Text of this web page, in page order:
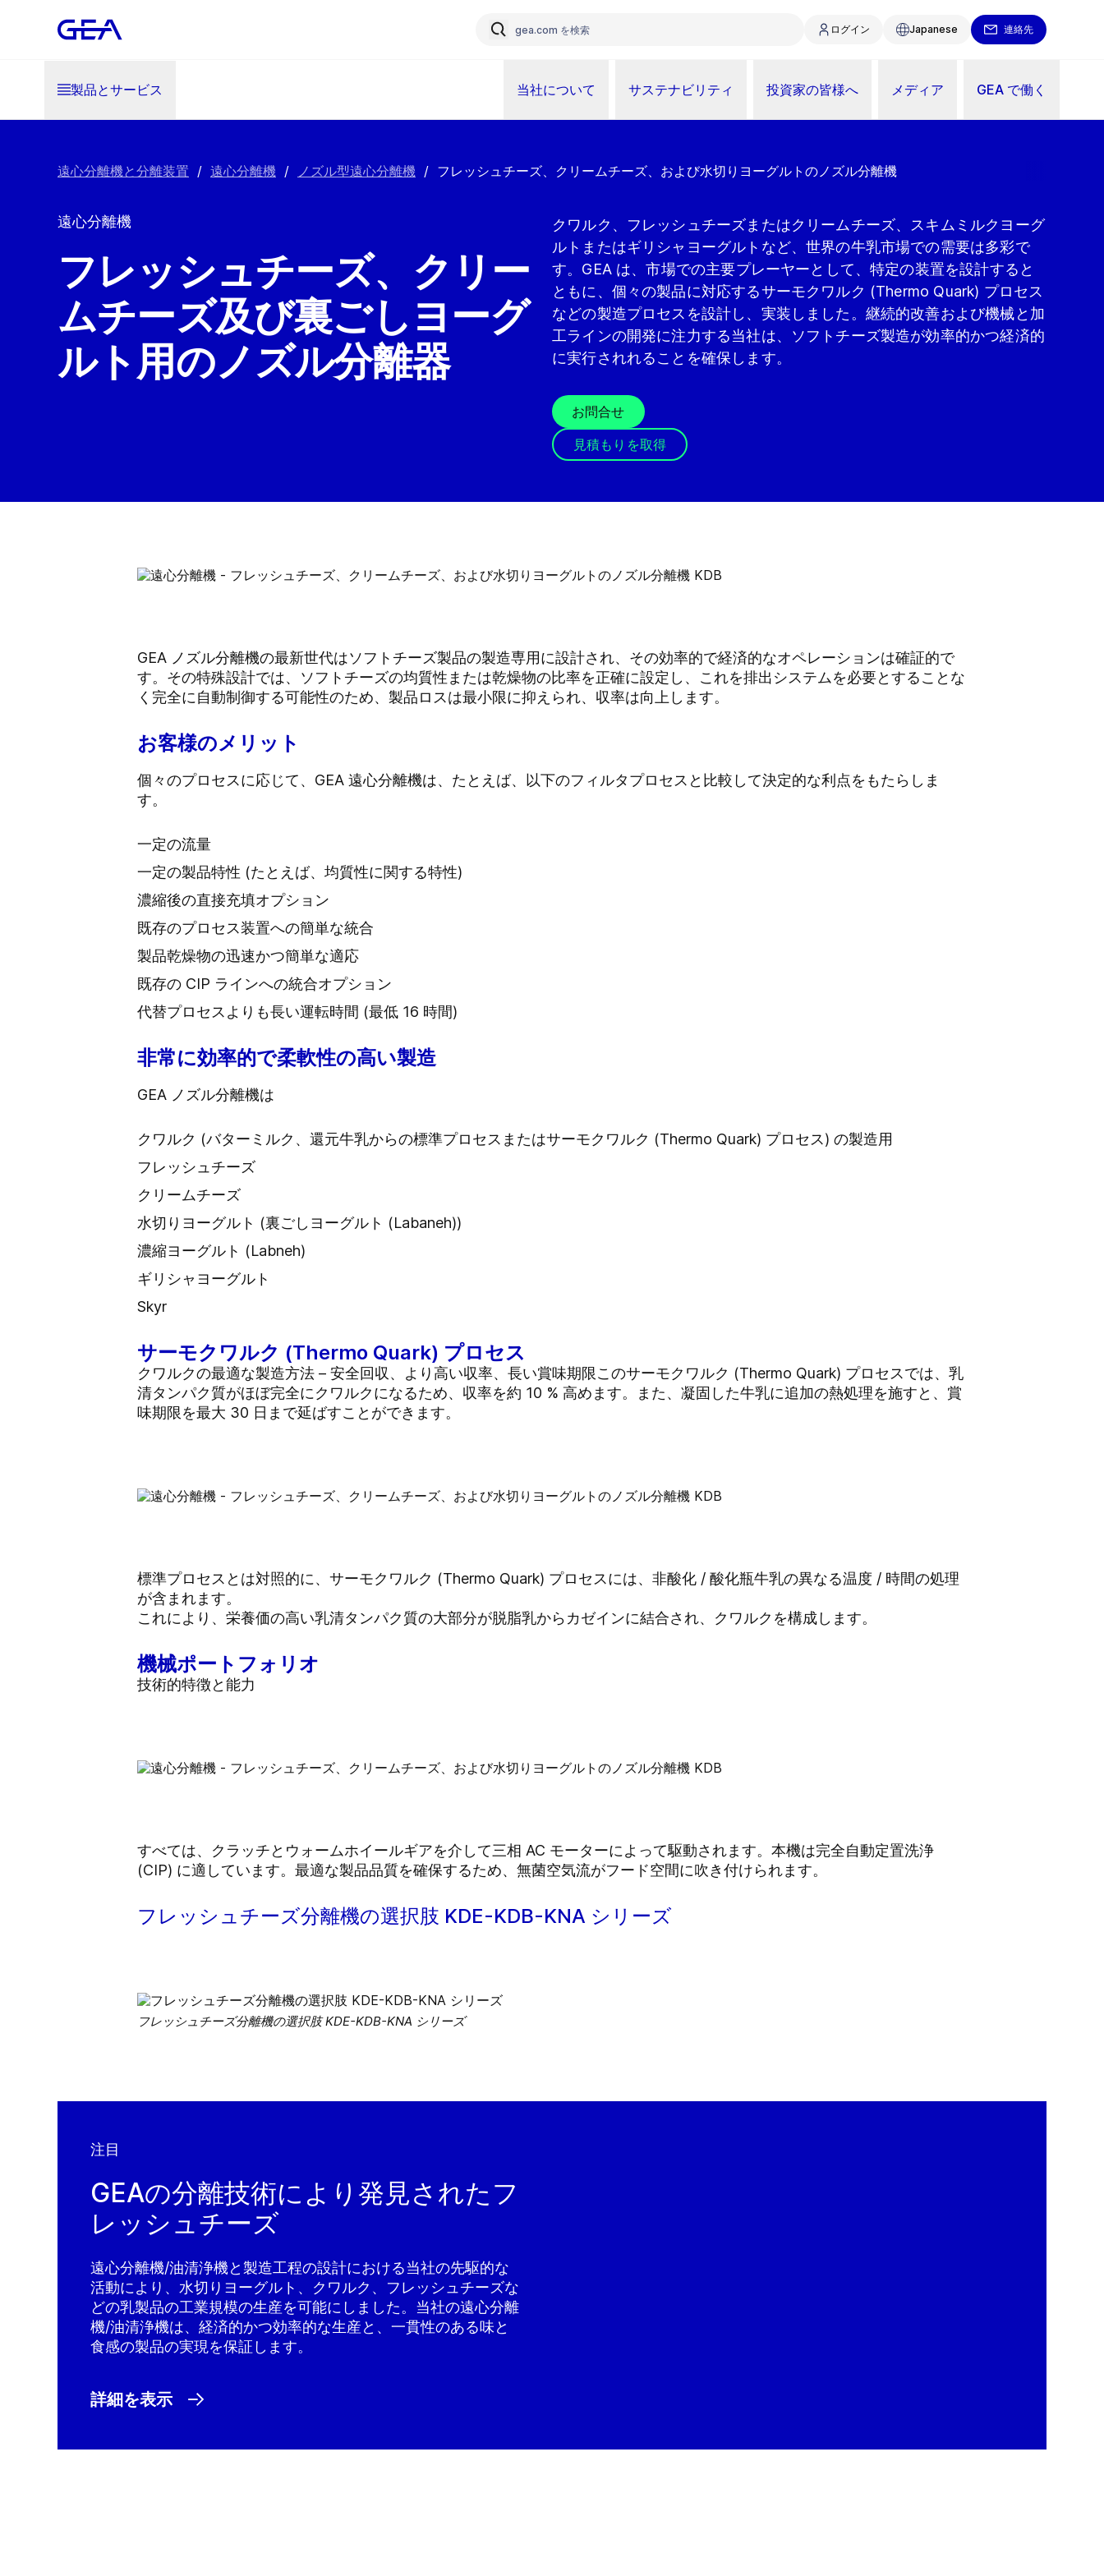
ログイン Japanese 連絡先
製品とサービス 当社について サステナビリティ 投資家の皆様へ メディア GEA で働く
遠心分離機と分離装置 / 遠心分離機 / ノズル型遠心分離機 / フレッシュチーズ、クリームチーズ、および水切りヨーグルトのノズル分離機
遠心分離機
フレッシュチーズ、クリー
ムチーズ及び裏ごしヨーグ
ルト用のノズル分離器
クワルク、フレッシュチーズまたはクリームチーズ、スキムミルクヨーグ
ルトまたはギリシャヨーグルトなど、世界の牛乳市場での需要は多彩で
す。GEA は、市場での主要プレーヤーとして、特定の装置を設計すると
ともに、個々の製品に対応するサーモクワルク (Thermo Quark) プロセス
などの製造プロセスを設計し、実装しました。継続的改善および機械と加
工ラインの開発に注力する当社は、ソフトチーズ製造が効率的かつ経済的
に実行されれることを確保します。
お問合せ
見積もりを取得
GEA ノズル分離機の最新世代はソフトチーズ製品の製造専用に設計され、その効率的で経済的なオペレーションは確証的で
す。その特殊設計では、ソフトチーズの均質性または乾燥物の比率を正確に設定し、これを排出システムを必要とすることな
く完全に自動制御する可能性のため、製品ロスは最小限に抑えられ、収率は向上します。
お客様のメリット
個々のプロセスに応じて、GEA 遠心分離機は、たとえば、以下のフィルタプロセスと比較して決定的な利点をもたらしま
す。
一定の流量
一定の製品特性 (たとえば、均質性に関する特性)
濃縮後の直接充填オプション
既存のプロセス装置への簡単な統合
製品乾燥物の迅速かつ簡単な適応
既存の CIP ラインへの統合オプション
代替プロセスよりも長い運転時間 (最低 16 時間)
非常に効率的で柔軟性の高い製造
GEA ノズル分離機は
クワルク (バターミルク、還元牛乳からの標準プロセスまたはサーモクワルク (Thermo Quark) プロセス) の製造用
フレッシュチーズ
クリームチーズ
水切りヨーグルト (裏ごしヨーグルト (Labaneh))
濃縮ヨーグルト (Labneh)
ギリシャヨーグルト
Skyr
サーモクワルク (Thermo Quark) プロセス
クワルクの最適な製造方法 – 安全回収、より高い収率、長い賞味期限このサーモクワルク (Thermo Quark) プロセスでは、乳
清タンパク質がほぼ完全にクワルクになるため、収率を約 10 % 高めます。また、凝固した牛乳に追加の熱処理を施すと、賞
味期限を最大 30 日まで延ばすことができます。
標準プロセスとは対照的に、サーモクワルク (Thermo Quark) プロセスには、非酸化 / 酸化瓶牛乳の異なる温度 / 時間の処理
が含まれます。
これにより、栄養価の高い乳清タンパク質の大部分が脱脂乳からカゼインに結合され、クワルクを構成します。
機械ポートフォリオ
技術的特徴と能力
すべては、クラッチとウォームホイールギアを介して三相 AC モーターによって駆動されます。本機は完全自動定置洗浄
(CIP) に適しています。最適な製品品質を確保するため、無菌空気流がフード空間に吹き付けられます。
フレッシュチーズ分離機の選択肢 KDE-KDB-KNA シリーズ
フレッシュチーズ分離機の選択肢 KDE-KDB-KNA シリーズ
注目
GEAの分離技術により発見されたフ
レッシュチーズ
遠心分離機/油清浄機と製造工程の設計における当社の先駆的な
活動により、水切りヨーグルト、クワルク、フレッシュチーズな
どの乳製品の工業規模の生産を可能にしました。当社の遠心分離
機/油清浄機は、経済的かつ効率的な生産と、一貫性のある味と
食感の製品の実現を保証します。
詳細を表示